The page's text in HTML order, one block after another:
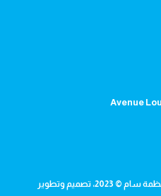
Avenue
تصميم وتطوير